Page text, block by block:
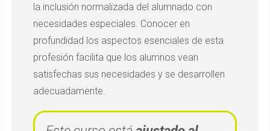
la inclusión normalizada del alumnado con
necesidades especiales. Conocer en
profundidad los aspectos esenciales de esta
profesión facilita que los alumnos vean
satisfechas sus necesidades y se desarrollen
adecuadamente.